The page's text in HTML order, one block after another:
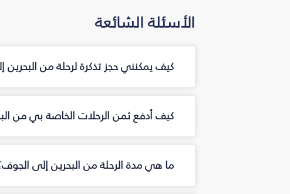
الأسئلة الشائعة
كيف يمكنني حجز تذكرة لرحلة من
كيف أدفع ثمن الرحلات الخاصة بي من
ما هي مدة الرحلة من البحرين إلى